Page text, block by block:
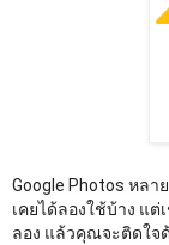
Google Photos หลา
เคยได้ลองใช้บ้าง แต่
ลอง แล้วคุณจะติดใจ